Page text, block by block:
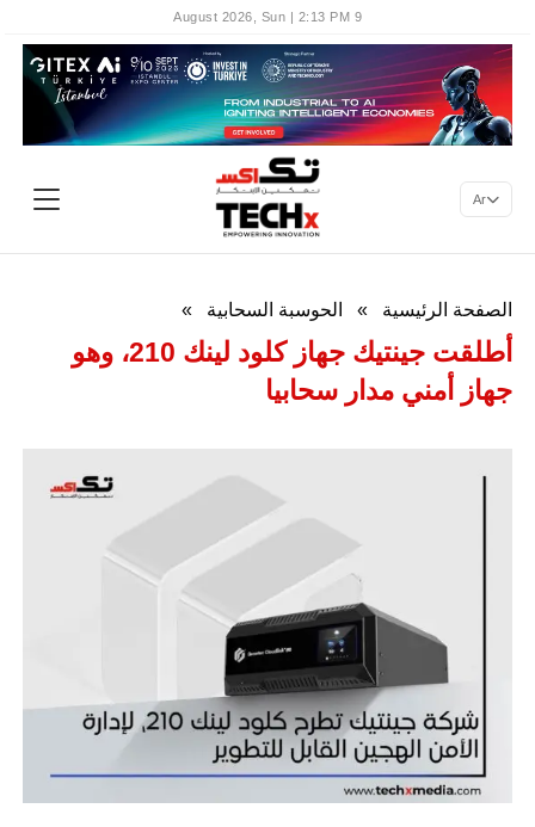
9 August 2026, Sun | 2:13 PM
Ar
الصفحة الرئيسية » الحوسبة السحابية »
أطلقت جينتيك جهاز كلود لينك 210، وهو
جهاز أمني مدار سحابيا